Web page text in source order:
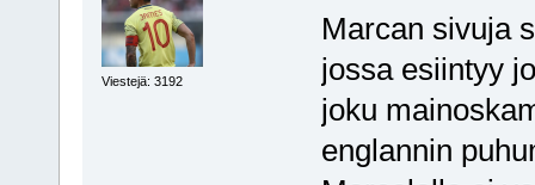
Viestejä: 3192
Marcan sivuja
jossa esiintyy
joku
englannin